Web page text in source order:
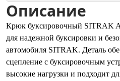
Описание
Крюк буксировочный SITRAK
для надежной буксировки и
автомобиля SITRAK. Деталь
сцепление с буксировочным
высокие нагрузки и подходит